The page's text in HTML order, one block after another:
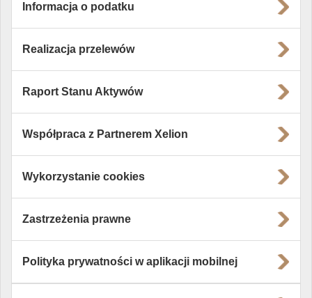
Informacja o podatku
Realizacja przelewów
Raport Stanu Aktywów
Współpraca z Partnerem Xelion
Wykorzystanie cookies
Zastrzeżenia prawne
Polityka prywatności w aplikacji mobilnej